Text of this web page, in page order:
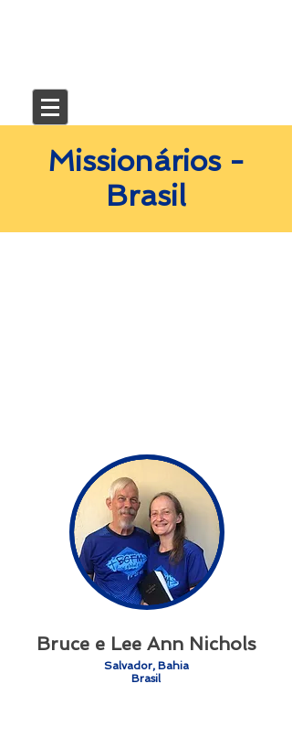
Missionários -
Brasil
Bruce e Lee Ann Nichols
Salvador, Bahia
Brasil